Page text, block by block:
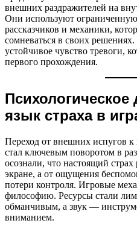
внешних раздражителей на
Они используют
рассказчиков и механики,
сомневаться в своих
устойчивое чувство тревоги,
первого прохождения.
язык страха в
Переход от внешних испугов
стал ключевым поворотом в
осознали, что настоящий
экране, а от ощущения
потери контроля. Игровые
философию. Ресурсы стали
обманчивым, а звук —
вниманием.